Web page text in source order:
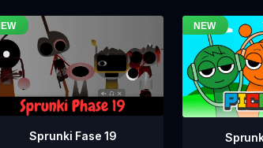
Sprunki Fase 19